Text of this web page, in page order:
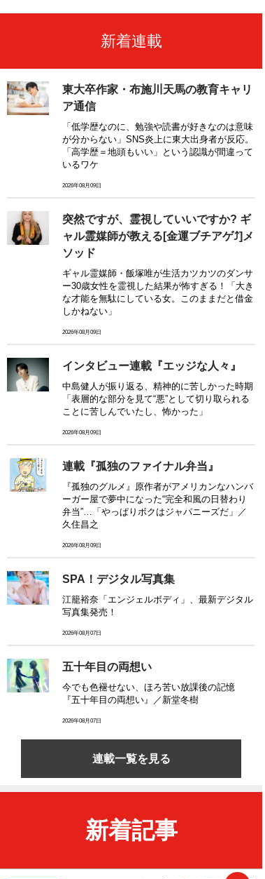
新着連載
東大卒作家・布施川天馬の教育キャリ
ア通信
「低学歴なのに、勉強や読書が好きなのは意味
が分からない」SNS炎上に東大出身者が反応。
「高学歴＝地頭もいい」という認識が間違って
いるワケ
2026年08月09日
突然ですが、霊視していいですか? ギ
ャル霊媒師が教える[金運ブチアゲ⤴]メ
ソッド
ギャル霊媒師・飯塚唯が生活カツカツのダンサ
ー30歳女性を霊視した結果が怖すぎる！「大き
な才能を無駄にしている女。このままだと借金
しかねない」
2026年08月09日
インタビュー連載『エッジな人々』
中島健人が振り返る、精神的に苦しかった時期
「表層的な部分を見て“悪”として切り取られる
ことに苦しんでいたし、怖かった」
2026年08月09日
連載『孤独のファイナル弁当』
『孤独のグルメ』原作者がアメリカンなハンバ
ーガー屋で夢中になった“完全和風の日替わり
弁当”…「やっぱりボクはジャパニーズだ」／
久住昌之
2026年08月09日
SPA！デジタル写真集
江籠裕奈「エンジェルボディ」、最新デジタル
写真集発売！
2026年08月07日
五十年目の両想い
今でも色褪せない、ほろ苦い放課後の記憶
『五十年目の両想い』／新堂冬樹
2026年08月07日
連載一覧を見る
新着記事